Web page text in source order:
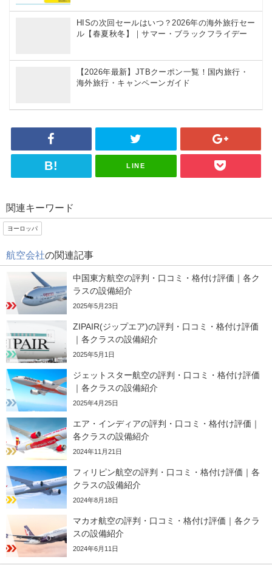
Hotels.com
ールを紹介
海外旅行や国内の自治体クーポンなどを
幅広く紹介
HISの次回セールはいつ？2026年の海外旅行セー
ル【春夏秋冬】｜サマー・ブラックフライデー
【2026年最新】JTBクーポン一覧！国内旅行・
海外旅行・キャンペーンガイド
LINE
関連キーワード
ヨーロッパ
航空会社の関連記事
中国東方航空の評判・口コミ・格付け評価｜各ク
ラスの設備紹介
2025年5月23日
ZIPAIR(ジップエア)の評判・口コミ・格付け評価
｜各クラスの設備紹介
2025年5月1日
ジェットスター航空の評判・口コミ・格付け評価
｜各クラスの設備紹介
2025年4月25日
エア・インディアの評判・口コミ・格付け評価｜
各クラスの設備紹介
2024年11月21日
フィリピン航空の評判・口コミ・格付け評価｜各
クラスの設備紹介
2024年8月18日
マカオ航空の評判・口コミ・格付け評価｜各クラ
スの設備紹介
2024年6月11日